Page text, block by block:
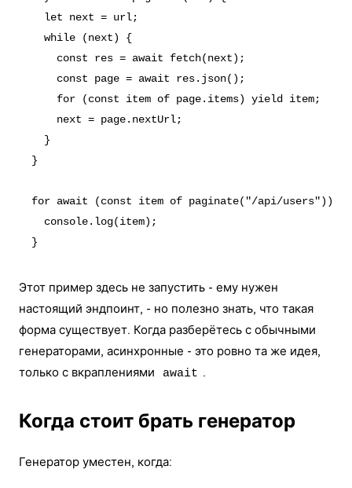
  let next = url;
  while (next) {
    const res = await fetch(next);
    const page = await res.json();
    for (const item of page.items) yield item;
    next = page.nextUrl;
  }
}
for await (const item of paginate("/api/users")) {
  console.log(item);
Этот пример здесь не запустить - ему нужен
настоящий эндпоинт, - но полезно знать, что такая
форма существует. Когда разберётесь с обычными
генераторами, асинхронные - это ровно та же идея,
только с вкраплениями
await .
Когда стоит брать генератор
Генератор уместен, когда: